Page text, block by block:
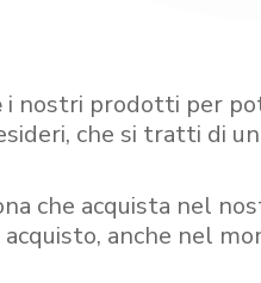
i nostri prodotti per
che si tratti di
che acquista nel
anche nel